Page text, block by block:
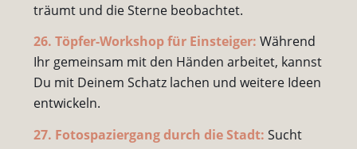
träumt und die Sterne beobachtet.
26. Töpfer-Workshop für Einsteiger: Während
Ihr gemeinsam mit den Händen arbeitet, kannst
Du mit Deinem Schatz lachen und weitere Ideen
entwickeln.
27. Fotospaziergang durch die Stadt: Sucht